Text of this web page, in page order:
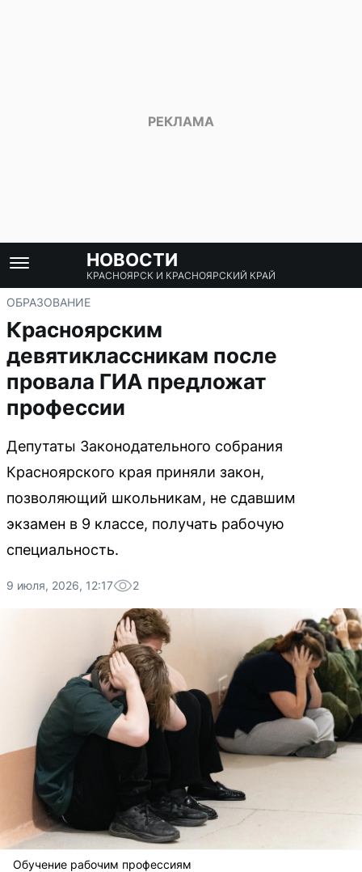
НОВОСТИ
КРАСНОЯРСК И КРАСНОЯРСКИЙ КРАЙ
ОБРАЗОВАНИЕ
Красноярским
девятиклассникам после
провала ГИА предложат
профессии
Депутаты Законодательного собрания
Красноярского края приняли закон,
позволяющий школьникам, не сдавшим
экзамен в 9 классе, получать рабочую
специальность.
9 июля, 2026, 12:17 2
Обучение рабочим профессиям